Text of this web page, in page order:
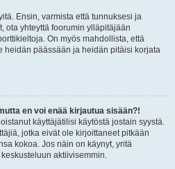
Ensin, varmista että tunnuksesi ja
ota yhteyttä foorumin ylläpitäjään
On myös mahdollista, että
heidän päässään ja heidän pitäisi korjata
en voi enää kirjautua sisään?!
käyttäjätilisi käytöstä jostain syystä.
jotka eivät ole kirjoittaneet pitkään
kokoa. Jos näin on käynyt, yritä
aktiivisemmin.